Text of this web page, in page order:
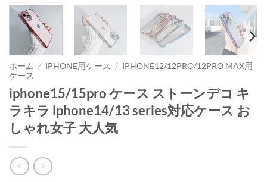
ホーム / IPHONE用ケース / IPHONE12/12PRO/12PRO MAX用
ケース
iphone15/15pro ケース ストーンデコ キ
ラキラ iphone14/13 series対応ケース お
しゃれ女子 大人気